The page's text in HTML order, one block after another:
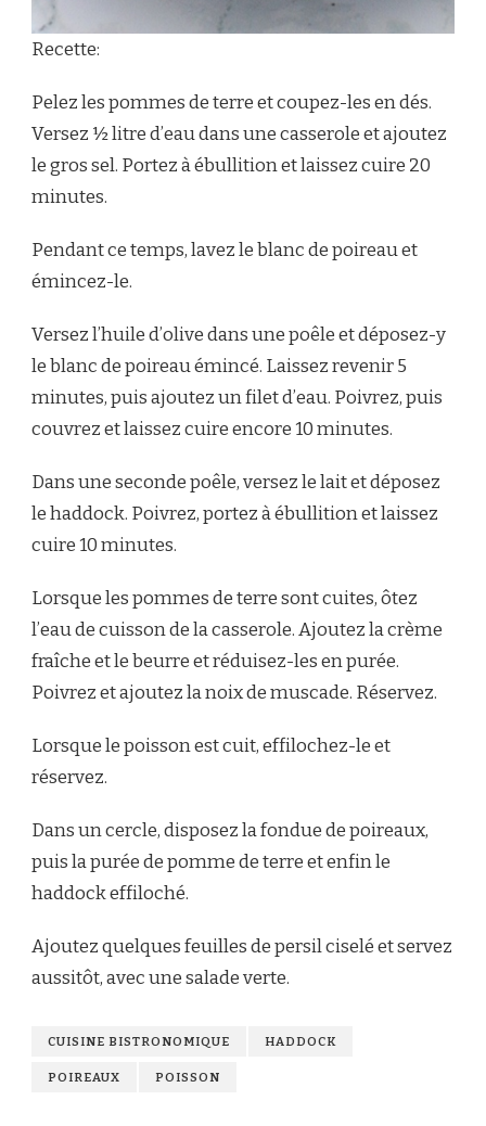
Recette:
Pelez les pommes de terre et coupez-les en dés.
Versez ½ litre d’eau dans une casserole et ajoutez
le gros sel. Portez à ébullition et laissez cuire 20
minutes.
Pendant ce temps, lavez le blanc de poireau et
émincez-le.
Versez l’huile d’olive dans une poêle et déposez-y
le blanc de poireau émincé. Laissez revenir 5
minutes, puis ajoutez un filet d’eau. Poivrez, puis
couvrez et laissez cuire encore 10 minutes.
Dans une seconde poêle, versez le lait et déposez
le haddock. Poivrez, portez à ébullition et laissez
cuire 10 minutes.
Lorsque les pommes de terre sont cuites, ôtez
l’eau de cuisson de la casserole. Ajoutez la crème
fraîche et le beurre et réduisez-les en purée.
Poivrez et ajoutez la noix de muscade. Réservez.
Lorsque le poisson est cuit, effilochez-le et
réservez.
Dans un cercle, disposez la fondue de poireaux,
puis la purée de pomme de terre et enfin le
haddock effiloché.
Ajoutez quelques feuilles de persil ciselé et servez
aussitôt, avec une salade verte.
CUISINE BISTRONOMIQUE HADDOCK
POIREAUX POISSON